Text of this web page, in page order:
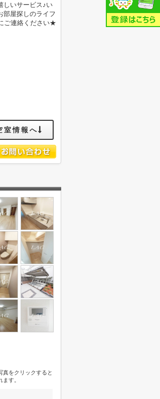
しいサービス♪い
部屋探しのライフ
ご連絡ください★
室情報へ
をクリックすると
す。